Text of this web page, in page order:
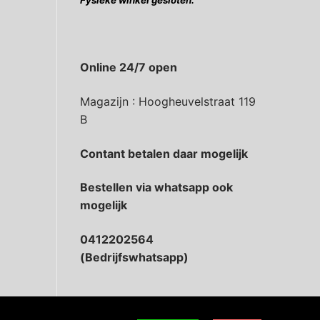
Online 24/7 open
Magazijn : Hoogheuvelstraat 119
B
Contant betalen daar mogelijk
Bestellen via whatsapp ook
mogelijk
0412202564
(Bedrijfswhatsapp)